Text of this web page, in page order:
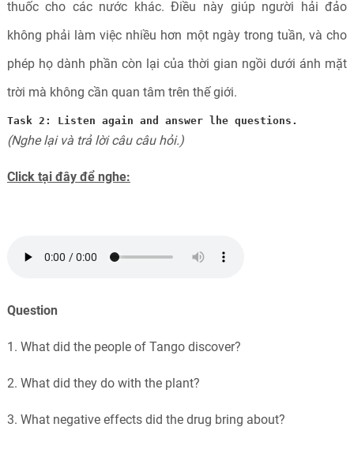
thuốc cho các nước khác. Điều này giúp người hải đảo
không phải làm việc nhiều hơn một ngày trong tuần, và cho
phép họ dành phần còn lại của thời gian ngồi dưới ánh mặt
trời mà không cần quan tâm trên thế giới.
Task 2: Listen again and answer lhe questions.
(Nghe lại và trả lời câu câu hỏi.)
Click tại đây để nghe:
Question
1. What did the people of Tango discover?
2. What did they do with the plant?
3. What negative effects did the drug bring about?